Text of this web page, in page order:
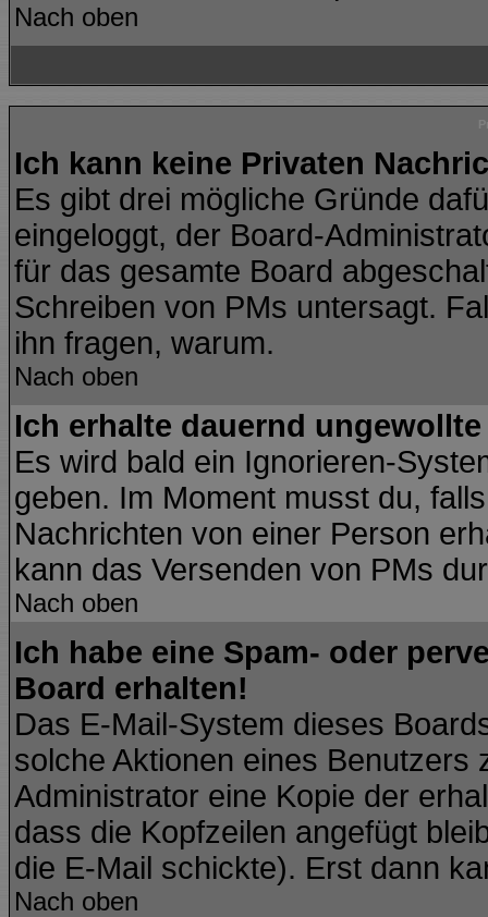
Nach oben
Ich kann keine Privaten
Es gibt drei mögliche Gründe
eingeloggt, der Board-
für das gesamte Board
Schreiben von PMs untersagt.
ihn fragen, warum.
Nach oben
Ich erhalte dauernd ungewollte
Es wird bald ein Ignorieren-
geben. Im Moment musst du,
Nachrichten von einer Person
kann das Versenden von PMs
Nach oben
Ich habe eine Spam- oder
Board erhalten!
Das E-Mail-System dieses
solche Aktionen eines
Administrator eine Kopie der
dass die Kopfzeilen angefügt
die E-Mail schickte). Erst dann
Nach oben